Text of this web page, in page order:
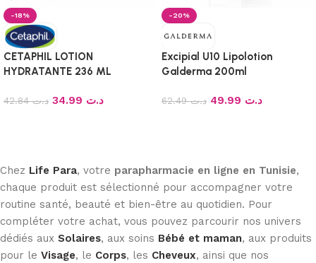
-18%
CETAPHIL LOTION
HYDRATANTE 236 ML
د.ت42.84 د.ت
-20%
Excipial U10 Lipolotion
Galderma 200ml
د.ت62.49 د.ت
Chez Life Para, votre parapharmacie en ligne en Tunisie,
chaque produit est sélectionné pour accompagner votre
routine santé, beauté et bien-être au quotidien. Pour
compléter votre achat, vous pouvez parcourir nos univers
dédiés aux Solaires, aux soins Bébé et maman, aux produits
pour le Visage, le Corps, les Cheveux, ainsi que nos